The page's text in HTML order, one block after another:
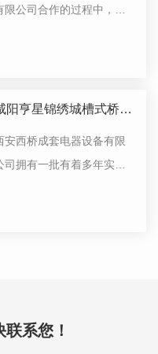
限公司合作的过程中，深
们留下了很好的印象。
阳亨星锦绣城槽式桥架
安装案例
安西桥成套电器设备有限
司拥有一批有着多年实战
系您！